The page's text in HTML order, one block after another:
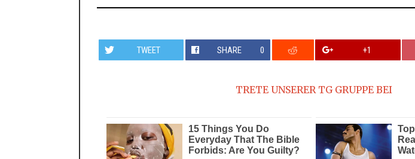
TWEET SHARE 0 +1
TRETE UNSERER TG GRUPPE BEI